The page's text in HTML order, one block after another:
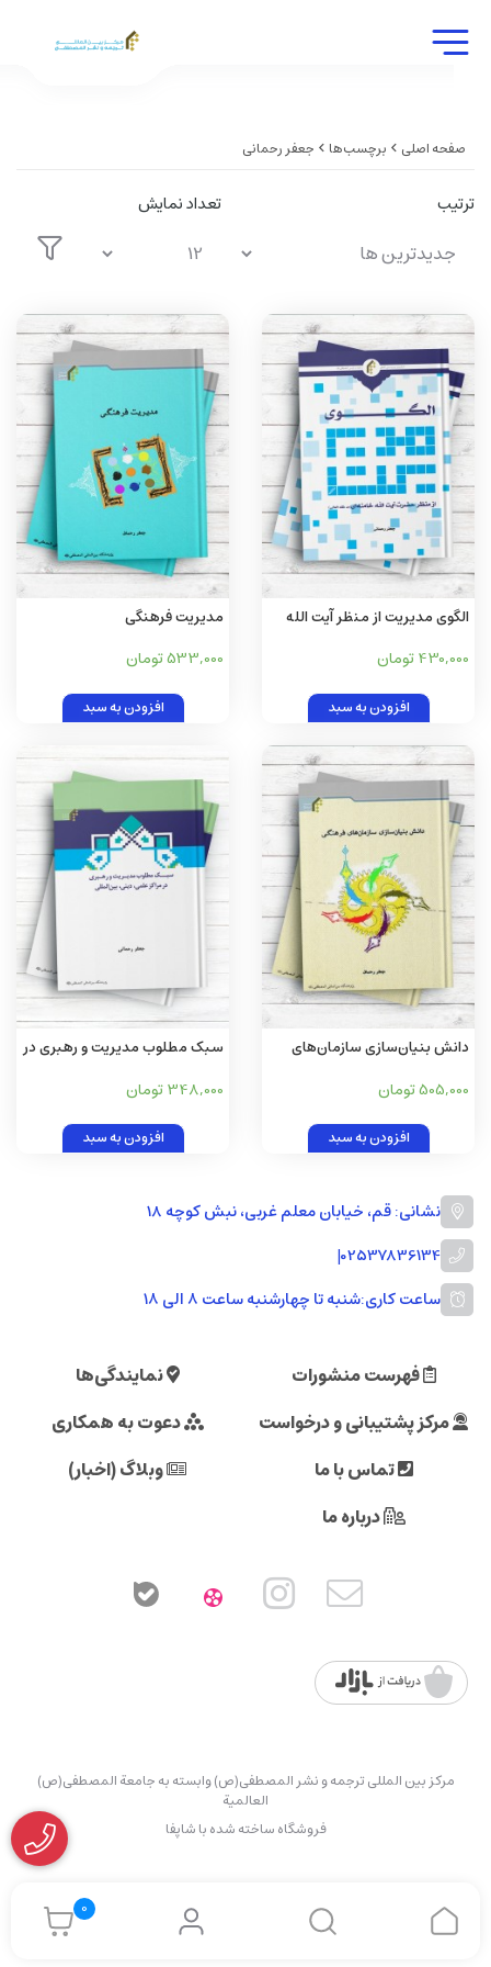
0
صفحه اصلی برچسب‌ها جعفر رحمانی
ترتیب تعداد نمایش
الگوی مدیریت از منظر آیت الله
خامنه ای (مد ظله العالی)
430,000 تومان
افزودن به سبد
مدیریت فرهنگی
533,000 تومان
افزودن به سبد
دانش بنیان‌سازی سازمان‌های
505,000 تومان
افزودن به سبد
سبک مطلوب مدیریت و رهبری در
348,000 تومان
افزودن به سبد
نشانی: قم، خیابان معلم غربی، نبش کوچه 18
02537836134
|
ساعت کاری:شنبه تا چهارشنبه ساعت ۸ الی ۱۸
فهرست منشورات
نمایندگی‌ها
مرکز پشتیبانی و درخواست
دعوت به همکاری
تماس با ما
وبلاگ (اخبار)
درباره ما
مرکز بین المللی ترجمه و نشر المصطفی(ص) وابسته به جامعة المصطفی(ص)
العالمیة
فروشگاه ساخته شده با شاپفا